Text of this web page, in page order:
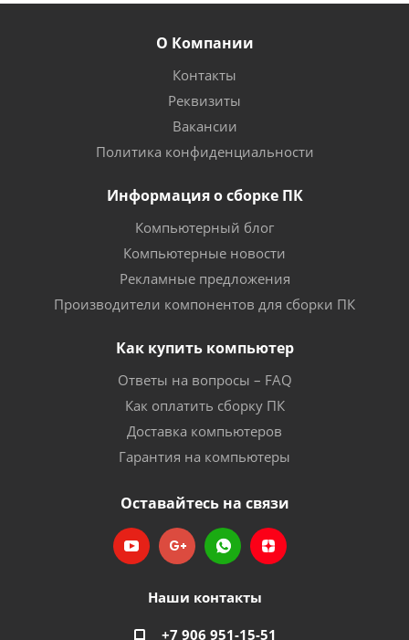
О Компании
Контакты
Реквизиты
Вакансии
Политика конфиденциальности
Информация о сборке ПК
Компьютерный блог
Компьютерные новости
Рекламные предложения
Производители компонентов для сборки ПК
Как купить компьютер
Ответы на вопросы – FAQ
Как оплатить сборку ПК
Доставка компьютеров
Гарантия на компьютеры
Оставайтесь на связи
Наши контакты
+7 906 951-15-51